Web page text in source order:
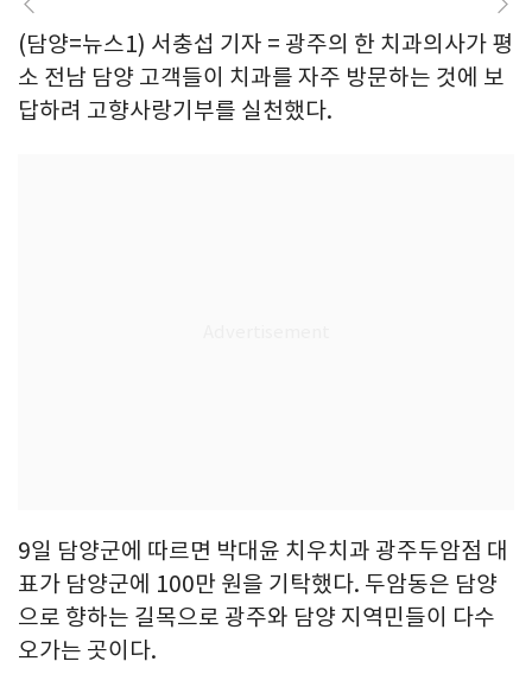
(담양=뉴스1) 서충섭 기자 = 광주의 한 치과의사가 평
소 전남 담양 고객들이 치과를 자주 방문하는 것에 보
답하려 고향사랑기부를 실천했다.
9일 담양군에 따르면 박대윤 치우치과 광주두암점 대
표가 담양군에 100만 원을 기탁했다. 두암동은 담양
으로 향하는 길목으로 광주와 담양 지역민들이 다수
오가는 곳이다.